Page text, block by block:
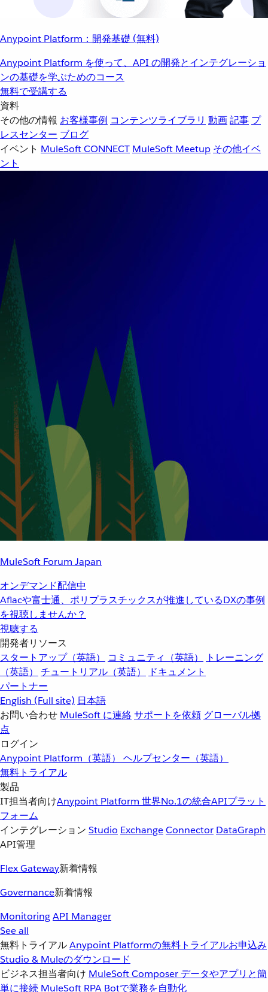
Anypoint Platform：開発基礎 (無料)
Anypoint Platform を使って、API の開発とインテグレーショ
ンの基礎を学ぶためのコース
無料で受講する
資料
その他の情報 お客様事例 コンテンツライブラリ 動画記事 プ
レスセンター ブログ
イベント MuleSoft CONNECT MuleSoft Meetup その他イベ
ント
MuleSoft Forum Japan
オンデマンド配信中
Aflacや富士通、ポリプラスチックスが推進しているDXの事例
を視聴しませんか？
視聴する
開発者リソース
スタートアップ（英語）
コミュニティ（英語）
トレーニング
（英語）
チュートリアル（英語）
ドキュメント
パートナー
English (Full site) 日本語
お問い合わせ MuleSoft に連絡サポートを依頼 グローバル拠
点
ログイン
Anypoint Platform（英語） ヘルプセンター（英語）
無料トライアル
製品
IT担当者向けAnypoint Platform 世界No.1の統合APIプラット
フォーム
インテグレーション Studio ExchangeConnector DataGraph
API管理
Flex Gateway新着情報
Governance新着情報
MonitoringAPI Manager
See all
無料トライアルAnypoint Platformの無料トライアルお申込み
Studio & Muleのダウンロード
ビジネス担当者向け MuleSoft Composer データやアプリと簡
単に接続 MuleSoft RPA Botで業務を自動化